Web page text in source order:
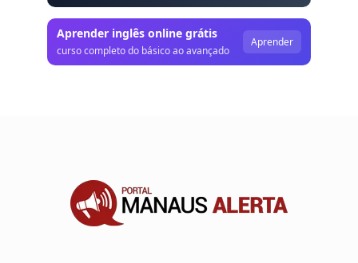
Aprender inglês online grátis
curso completo do básico ao avançado
Aprender